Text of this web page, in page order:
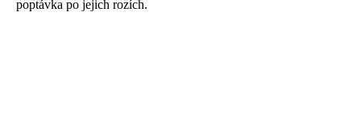
poptávka po jejich rozích.